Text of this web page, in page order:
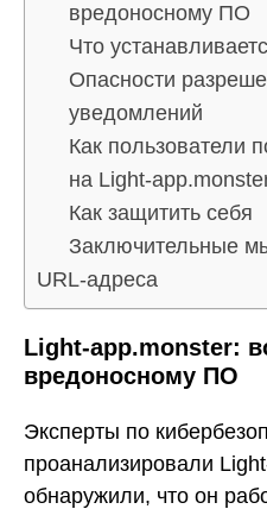
вредоносному ПО
Что
Опасности
уведомлений
Как пользователи
на Light-
Как защитить себя
Заключительные
URL-адреса
Light-app.monster:
вредоносному ПО
Эксперты по
проанализировали
обнаружили, что он